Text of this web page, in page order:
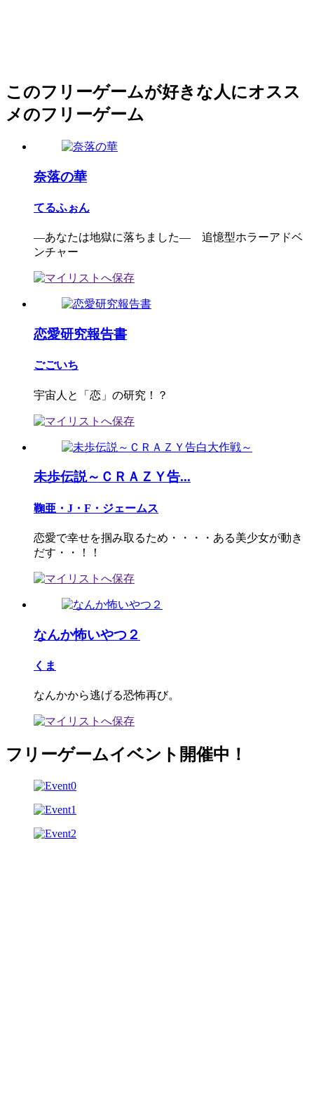
このフリーゲームが好きな人にオスス
メのフリーゲーム
奈落の華
てるふぉん
―あなたは地獄に落ちました― 追憶型ホラーアドベ
ンチャー
恋愛研究報告書
ごごいち
宇宙人と「恋」の研究！？
未歩伝説～ＣＲＡＺＹ告...
鞠亜・J・F・ジェームス
恋愛で幸せを掴み取るため・・・・ある美少女が動き
だす・・！！
なんか怖いやつ２
くま
なんかから逃げる恐怖再び。
フリーゲームイベント開催中！